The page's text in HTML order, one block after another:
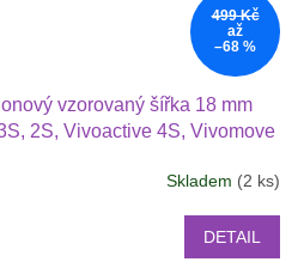
499 Kč
až
–68 %
vzorovaný šířka 18 mm
2S, Vivoactive 4S, Vivomove
Skladem (2 ks)
DETAIL